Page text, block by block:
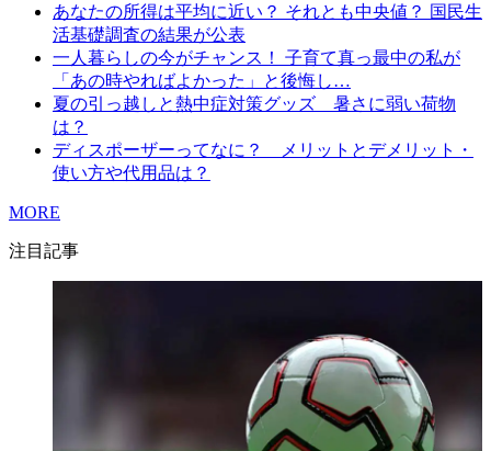
あなたの所得は平均に近い？ それとも中央値？ 国民生
活基礎調査の結果が公表
一人暮らしの今がチャンス！ 子育て真っ最中の私が
「あの時やればよかった」と後悔し…
夏の引っ越しと熱中症対策グッズ 暑さに弱い荷物
は？
ディスポーザーってなに？ メリットとデメリット・
使い方や代用品は？
MORE
注目記事